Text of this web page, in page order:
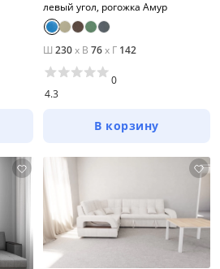
левый угол, рогожка Амур
Ш 230x В 76x Г 142
4.3
0
В корзину